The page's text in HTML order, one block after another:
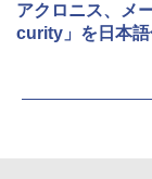
アクロニス、メ
curity」を日本